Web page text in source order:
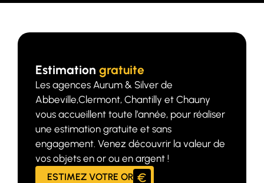
Estimation gratuite
Les agences Aurum & Silver de
Abbeville,Clermont, Chantilly et Chauny
vous accueillent toute l’année, pour réaliser
une estimation gratuite et sans
engagement. Venez découvrir la valeur de
vos objets en or ou en argent !
ESTIMEZ VOTRE OR